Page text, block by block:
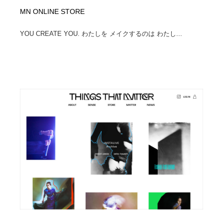
MN ONLINE STORE
YOU CREATE YOU. わたしを メイクするのは わたし...